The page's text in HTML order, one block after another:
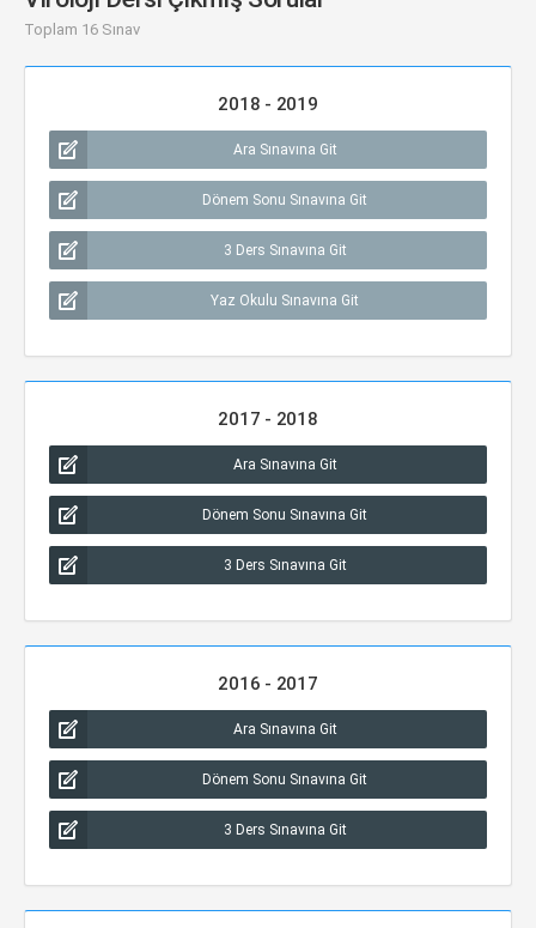
Toplam 16 Sınav
2018 - 2019
Ara Sınavına Git
Dönem Sonu Sınavına Git
3 Ders Sınavına Git
Yaz Okulu Sınavına Git
2017 - 2018
Ara Sınavına Git
Dönem Sonu Sınavına Git
3 Ders Sınavına Git
2016 - 2017
Ara Sınavına Git
Dönem Sonu Sınavına Git
3 Ders Sınavına Git